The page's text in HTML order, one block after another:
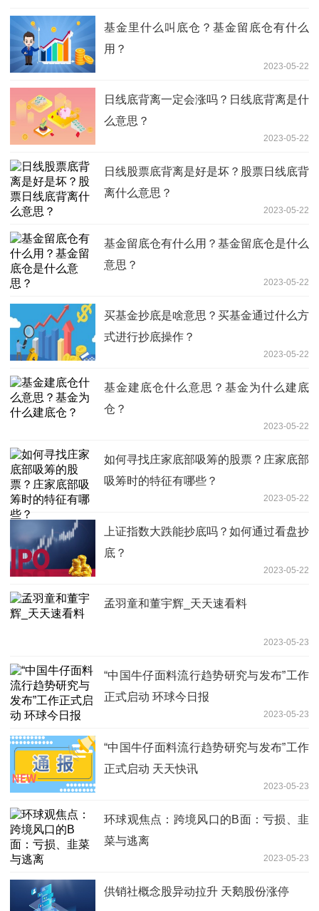
基金里什么叫底仓？基金留底仓有什么
用？
2023-05-22
日线底背离一定会涨吗？日线底背离是什
么意思？
2023-05-22
日线股票底背离是好是坏？股票日线底背
离什么意思？
2023-05-22
基金留底仓有什么用？基金留底仓是什么
意思？
2023-05-22
买基金抄底是啥意思？买基金通过什么方
式进行抄底操作？
2023-05-22
基金建底仓什么意思？基金为什么建底
仓？
2023-05-22
如何寻找庄家底部吸筹的股票？庄家底部
吸筹时的特征有哪些？
2023-05-22
上证指数大跌能抄底吗？如何通过看盘抄
底？
2023-05-22
孟羽童和董宇辉_天天速看料
2023-05-23
“中国牛仔面料流行趋势研究与发布”工作
正式启动 环球今日报
2023-05-23
“中国牛仔面料流行趋势研究与发布”工作
正式启动 天天快讯
2023-05-23
环球观焦点：跨境风口的B面：亏损、韭
菜与逃离
2023-05-23
供销社概念股异动拉升 天鹅股份涨停